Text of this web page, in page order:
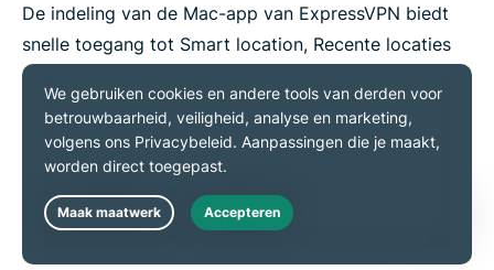
De indeling van de Mac-app van ExpressVPN biedt
snelle toegang tot Smart location, Recente locaties
en je favorieten, zodat je eenvoudig verbinding
maakt op de manier die jij wilt. Je kunt servers ook
selecteren via de serverkaart.
Koop ExpressVPN